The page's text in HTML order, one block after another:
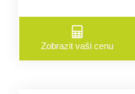
Zobrazit vaši cenu